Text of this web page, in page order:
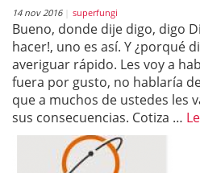
14 nov 2016 superfungi
Bueno, donde dije digo, digo
hacer!, uno es así. Y ¿porqué
averiguar rápido. Les voy a
fuera por gusto, no hablaría
que a muchos de ustedes les
sus consecuencias. Cotiza …